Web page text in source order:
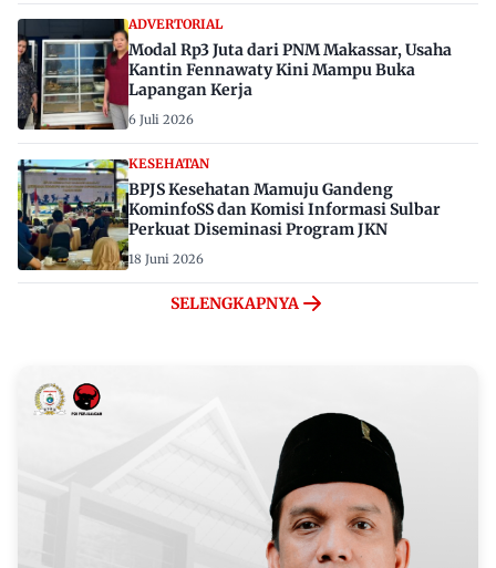
ADVERTORIAL
Modal Rp3 Juta dari PNM Makassar, Usaha
Kantin Fennawaty Kini Mampu Buka
Lapangan Kerja
6 Juli 2026
KESEHATAN
BPJS Kesehatan Mamuju Gandeng
KominfoSS dan Komisi Informasi Sulbar
Perkuat Diseminasi Program JKN
18 Juni 2026
SELENGKAPNYA